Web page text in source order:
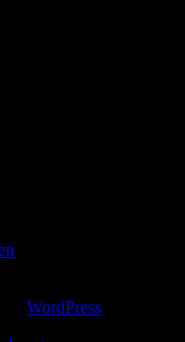
WordPress